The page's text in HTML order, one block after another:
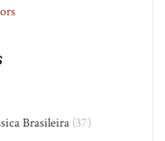
Brasileira (37)